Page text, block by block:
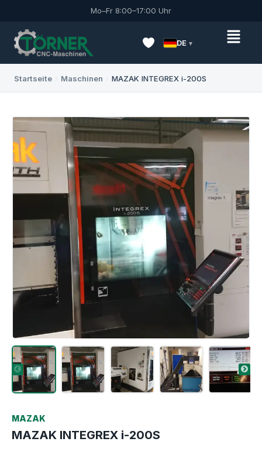
Mo–Fr 8:00–17:00 Uhr
DE
Startseite Maschinen MAZAK INTEGREX i-200S
MAZAK
MAZAK INTEGREX i-200S